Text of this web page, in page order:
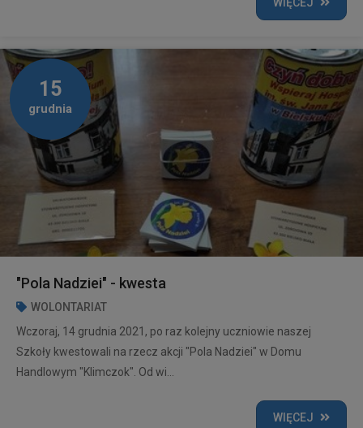
WIĘCEJ
15
grudnia
"Pola Nadziei" - kwesta
WOLONTARIAT
Wczoraj, 14 grudnia 2021, po raz kolejny uczniowie naszej
Szkoły kwestowali na rzecz akcji "Pola Nadziei" w Domu
Handlowym "Klimczok". Od wi...
WIĘCEJ